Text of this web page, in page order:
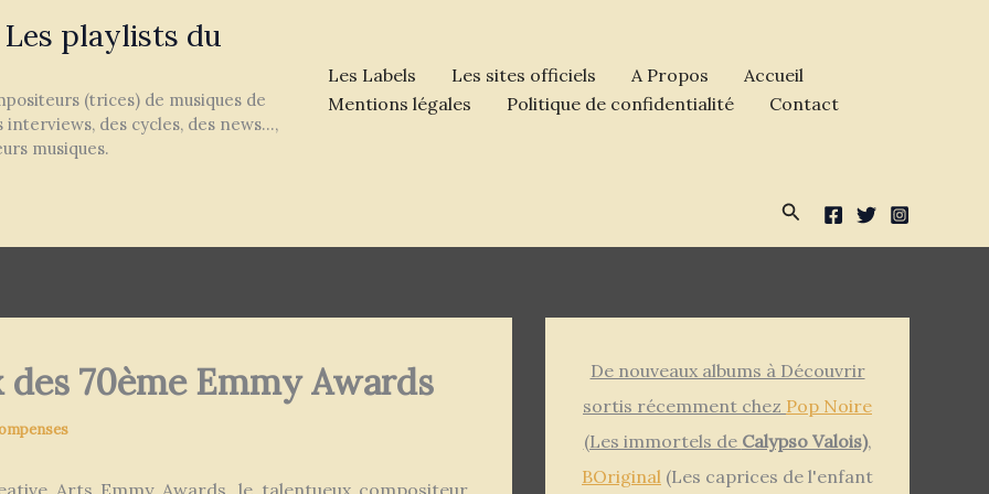
playlists du
(trices) de musiques de
des cycles, des news...,
musiques.
Les Labels Les sites officiels A Propos
Accueil
Mentions légales
Politique de confidentialité Contact
Rechercher
70ème Emmy Awards
Arts Emmy Awards, le talentueux compositeur
De nouveaux albums à Découvrir
sortis récemment chez Pop Noire
(Les immortels de Calypso Valois),
BOriginal (Les caprices de l'enfant